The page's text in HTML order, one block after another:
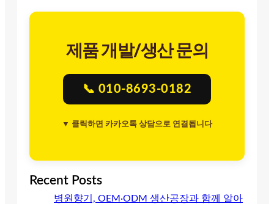
제품 개발/생산 문의
📞 010-8693-0182
▼ 클릭하면 카카오톡 상담으로 연결됩니다
Recent Posts
병원향기, OEM·ODM 생산공장과 함께 알아